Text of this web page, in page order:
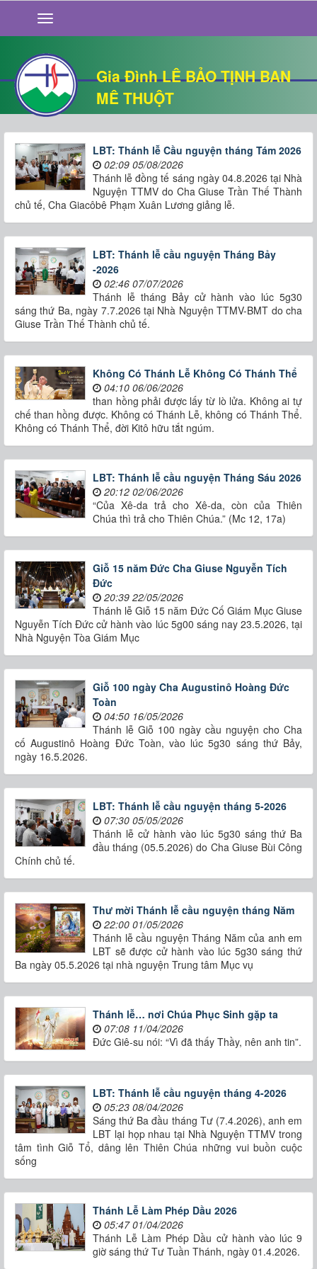
Gia Đình LÊ BẢO TỊNH BAN
MÊ THUỘT
GIỚI THIỆU
TIN TỨC
SỐNG ĐẠO
CHUYỆN NHÀ
QUÁN VĂN
THƯ GIÃNLBT: Thánh lễ Cầu nguyện tháng Tám 2026
02:09 05/08/2026
Thánh lễ đồng tế sáng ngày 04.8.2026 tại Nhà
Nguyện TTMV do Cha Giuse Trần Thế Thành
chủ tế, Cha Giacôbê Phạm Xuân Lương giảng lễ.
LBT: Thánh lễ cầu nguyện Tháng Bảy
-2026
02:46 07/07/2026
Thánh lễ tháng Bảy cử hành vào lúc 5g30
sáng thứ Ba, ngày 7.7.2026 tại Nhà Nguyện TTMV-BMT do cha
Giuse Trần Thế Thành chủ tế.
Không Có Thánh Lễ Không Có Thánh Thể
04:10 06/06/2026
than hồng phải được lấy từ lò lửa. Không ai tự
chế than hồng được. Không có Thánh Lễ, không có Thánh Thể.
Không có Thánh Thể, đời Kitô hữu tắt ngúm.
LBT: Thánh lễ cầu nguyện Tháng Sáu 2026
20:12 02/06/2026
“Của Xê-da trả cho Xê-da, còn của Thiên
Chúa thì trả cho Thiên Chúa.” (Mc 12, 17a)
Giỗ 15 năm Đức Cha Giuse Nguyễn Tích
Đức
20:39 22/05/2026
Thánh lễ Giỗ 15 năm Đức Cố Giám Mục Giuse
Nguyễn Tích Đức cử hành vào lúc 5g00 sáng nay 23.5.2026, tại
Nhà Nguyện Tòa Giám Mục
Giỗ 100 ngày Cha Augustinô Hoàng Đức
Toàn
04:50 16/05/2026
Thánh lễ Giỗ 100 ngày cầu nguyện cho Cha
cố Augustinô Hoàng Đức Toàn, vào lúc 5g30 sáng thứ Bảy,
ngày 16.5.2026.
LBT: Thánh lễ cầu nguyện tháng 5-2026
07:30 05/05/2026
Thánh lễ cử hành vào lúc 5g30 sáng thứ Ba
đầu tháng (05.5.2026) do Cha Giuse Bùi Công
Chính chủ tế.
Thư mời Thánh lễ cầu nguyện tháng Năm
22:00 01/05/2026
Thánh lễ cầu nguyện Tháng Năm của anh em
LBT sẽ được cử hành vào lúc 5g30 sáng thứ
Ba ngày 05.5.2026 tại nhà nguyện Trung tâm Mục vụ
Thánh lễ… nơi Chúa Phục Sinh gặp ta
07:08 11/04/2026
Đức Giê-su nói: “Vì đã thấy Thầy, nên anh tin”.
LBT: Thánh lễ cầu nguyện tháng 4-2026
05:23 08/04/2026
Sáng thứ Ba đầu tháng Tư (7.4.2026), anh em
LBT lại họp nhau tại Nhà Nguyện TTMV trong
tâm tình Giỗ Tổ, dâng lên Thiên Chúa những vui buồn cuộc
sống
Thánh Lễ Làm Phép Dầu 2026
05:47 01/04/2026
Thánh Lễ Làm Phép Dầu cử hành vào lúc 9
giờ sáng thứ Tư Tuần Thánh, ngày 01.4.2026.